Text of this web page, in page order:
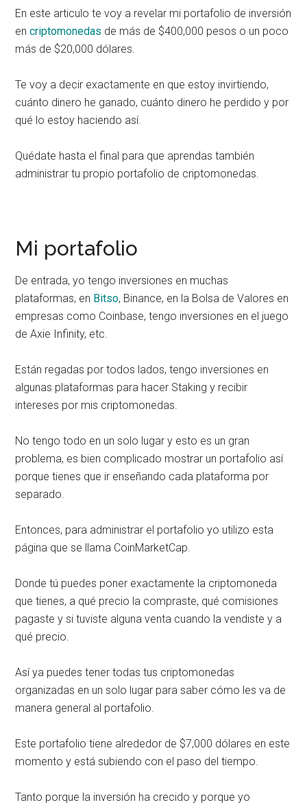
En este articulo te voy a revelar mi portafolio de inversión
encriptomonedas de más de $400,000 pesos o un poco
más de $20,000 dólares.
Te voy a decir exactamente en que estoy invirtiendo,
cuánto dinero he ganado, cuánto dinero he perdido y por
qué lo estoy haciendo así.
Quédate hasta el final para que aprendas también
administrar tu propio portafolio de criptomonedas.
Mi portafolio
De entrada, yo tengo inversiones en muchas
plataformas, en Bitso, Binance, en la Bolsa de Valores en
empresas como Coinbase, tengo inversiones en el juego
de Axie Infinity, etc.
Están regadas por todos lados, tengo inversiones en
algunas plataformas para hacer Staking y recibir
intereses por mis criptomonedas.
No tengo todo en un solo lugar y esto es un gran
problema, es bien complicado mostrar un portafolio así
porque tienes que ir enseñando cada plataforma por
separado.
Entonces, para administrar el portafolio yo utilizo esta
página que se llama CoinMarketCap.
Donde tú puedes poner exactamente la criptomoneda
que tienes, a qué precio la compraste, qué comisiones
pagaste y si tuviste alguna venta cuando la vendiste y a
qué precio.
Así ya puedes tener todas tus criptomonedas
organizadas en un solo lugar para saber cómo les va de
manera general al portafolio.
Este portafolio tiene alrededor de $7,000 dólares en este
momento y está subiendo con el paso del tiempo.
Tanto porque la inversión ha crecido y porque yo